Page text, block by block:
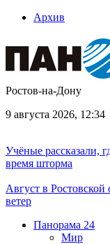
Архив
Ростов-на-Дону
9 августа 2026, 12:34
Учёные рассказали,
время шторма
Август в
ветер
Панорама 24
Мир